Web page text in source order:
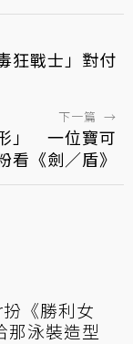
狂戰士」對付
下一篇 →
」 一位寶可
看《劍／盾》
《勝利女
那泳裝造型